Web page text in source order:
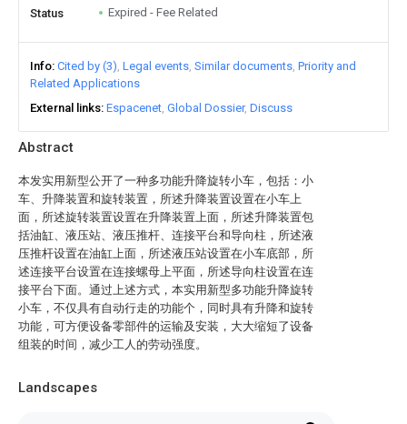
Abstract
本发实用新型公开了一种多功能升降旋转小车，包括：小
车、升降装置和旋转装置，所述升降装置设置在小车上
面，所述旋转装置设置在升降装置上面，所述升降装置包
括油缸、液压站、液压推杆、连接平台和导向柱，所述液
压推杆设置在油缸上面，所述液压站设置在小车底部，所
述连接平台设置在连接螺母上平面，所述导向柱设置在连
接平台下面。通过上述方式，本实用新型多功能升降旋转
小车，不仅具有自动行走的功能个，同时具有升降和旋转
功能，可方便设备零部件的运输及安装，大大缩短了设备
组装的时间，减少工人的劳动强度。
Landscapes
Status Expired - Fee Related
Info Cited by (3) Legal events Similar documents Priority and
Related Applications
External links Espacenet Global Dossier Discuss